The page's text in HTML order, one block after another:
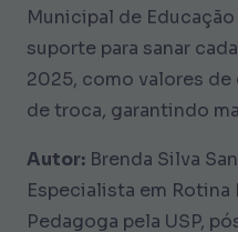
Municipal de
suporte para sanar
2025, como valores
de troca, garantindo
Autor: Brenda Silva
Especialista em Rotina
Pedagoga pela USP,